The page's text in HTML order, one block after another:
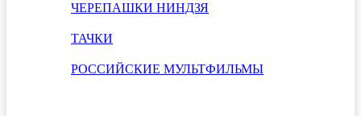
ЧЕРЕПАШКИ НИНДЗЯ
ТАЧКИ
РОССИЙСКИЕ МУЛЬТФИЛЬМЫ